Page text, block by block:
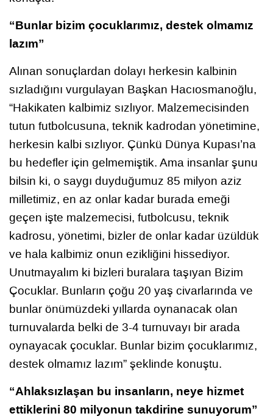
“Bunlar bizim çocuklarımız, destek olmamız
lazım”
Alınan sonuçlardan dolayı herkesin kalbinin
sızladığını vurgulayan Başkan Hacıosmanoğlu,
“Hakikaten kalbimiz sızlıyor. Malzemecisinden
tutun futbolcusuna, teknik kadrodan yönetimine,
herkesin kalbi sızlıyor. Çünkü Dünya Kupası’na
bu hedefler için gelmemiştik. Ama insanlar şunu
bilsin ki, o saygı duyduğumuz 85 milyon aziz
milletimiz, en az onlar kadar burada emeği
geçen işte malzemecisi, futbolcusu, teknik
kadrosu, yönetimi, bizler de onlar kadar üzüldük
ve hala kalbimiz onun ezikliğini hissediyor.
Unutmayalım ki bizleri buralara taşıyan Bizim
Çocuklar. Bunların çoğu 20 yaş civarlarında ve
bunlar önümüzdeki yıllarda oynanacak olan
turnuvalarda belki de 3-4 turnuvayı bir arada
oynayacak çocuklar. Bunlar bizim çocuklarımız,
destek olmamız lazım” şeklinde konuştu.
“Ahlaksızlaşan bu insanların, neye hizmet
ettiklerini 80 milyonun takdirine sunuyorum”